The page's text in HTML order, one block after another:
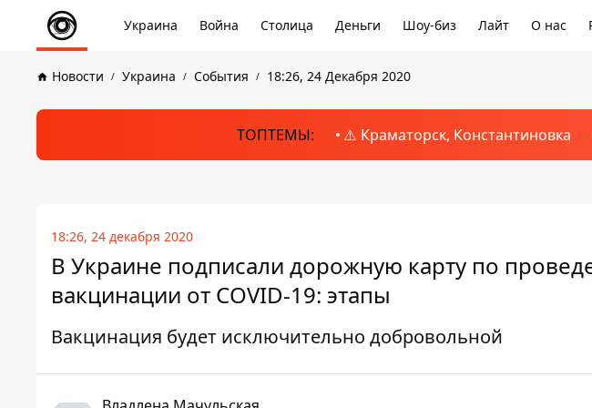
Украина Война Столица Деньги Шоу-биз Лайт О нас
Новости Украина События 18:26, 24 Декабря 2020
ТОПТЕМЫ: ⚠️ Краматорск, Константиновка
18:26, 24 декабря 2020
В Украине подписали дорожную карту по
вакцинации от COVID-19: этапы
Вакцинация будет исключительно добровольной